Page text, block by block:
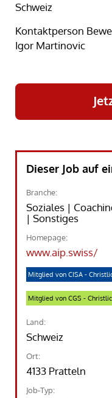
Schweiz
Kontaktperson
Igor Martinovic
Dieser Job auf
Branche:
Soziales |
| Sonstiges
Homepage:
www.aip.swiss/
Mitglied von CISA -
Mitglied von CGS -
Land:
Schweiz
Ort:
4133 Pratteln
Job-Typ: